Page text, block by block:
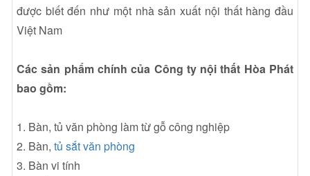
được biết đến như một nhà sản xuất nội thất hàng đầu
Việt Nam
Các sản phẩm chính của Công ty nội thất Hòa Phát
bao gồm:
1. Bàn, tủ văn phòng làm từ gỗ công nghiệp
2. Bàn, tủ sắt văn phòng
3. Bàn vi tính